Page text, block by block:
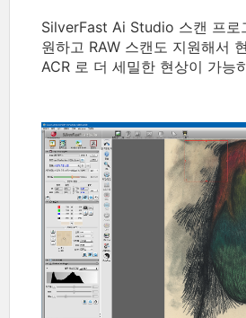
SilverFast Ai Studio 스캔 프로
원하고 RAW 스캔도 지원해서
ACR 로 더 세밀한 현상이 가능